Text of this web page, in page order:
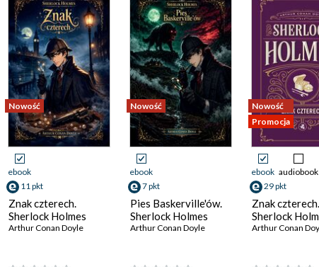
Nowość
ebook
11 pkt
Znak czterech.
Sherlock Holmes
Arthur Conan Doyle
Nowość
ebook
7 pkt
Pies Baskerville'ów.
Sherlock Holmes
Arthur Conan Doyle
Nowość
Promocja
ebook audiobook
29 pkt
Znak czterech.
Sherlock
Arthur Conan